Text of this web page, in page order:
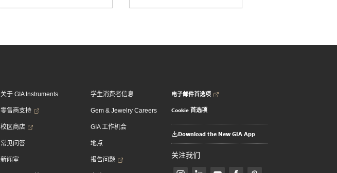
关于 GIA Instruments
零售商支持
校区商店
常见问答
新闻室
学生消费者信息
Gem & Jewelry Careers
GIA 工作机会
地点
报告问题
电子邮件首选项
Cookie 首选项
Download the New GIA App
关注我们